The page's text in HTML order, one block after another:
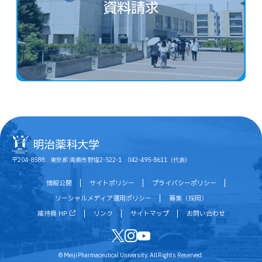
資料請求
〒204-8588 東京都 清瀬市 野塩2-522-1 042-495-8611（代表）
情報公開 サイトポリシー
プライバシーポリシー
ソーシャルメディア運用ポリシー
募集（採用）
維持員 HP
リンク サイトマップ お問い合わせ
© Meiji Pharmaceutical University. All Rights Reserved.